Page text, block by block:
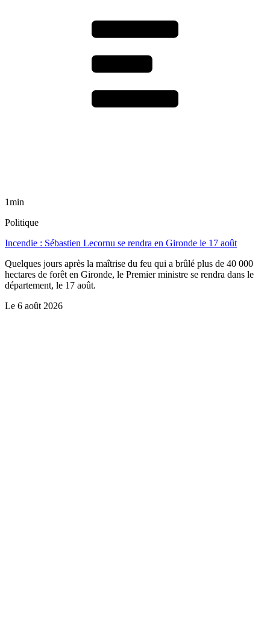
1min
Politique
Incendie : Sébastien Lecornu se rendra en Gironde le 17 août
Quelques jours après la maîtrise du feu qui a brûlé plus de 40 000
hectares de forêt en Gironde, le Premier ministre se rendra dans le
département, le 17 août.
Le 6 août 2026